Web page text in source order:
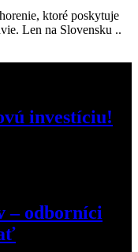
ktoré poskytuje
Len na Slovensku ..
investíciu!
– odborníci